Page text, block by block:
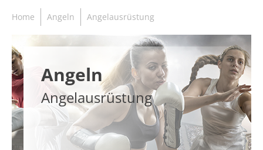
Home Angeln Angelausrüstung
Angeln
Angelausrüstung